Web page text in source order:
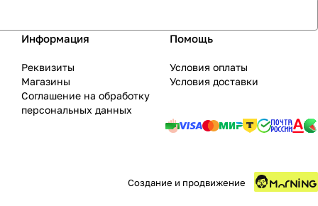
Информация
Реквизиты
Магазины
Соглашение на обработку
персональных данных
Помощь
Условия оплаты
Условия доставки
Создание и продвижение